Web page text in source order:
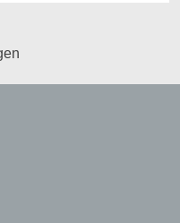
die Einschränkung, das